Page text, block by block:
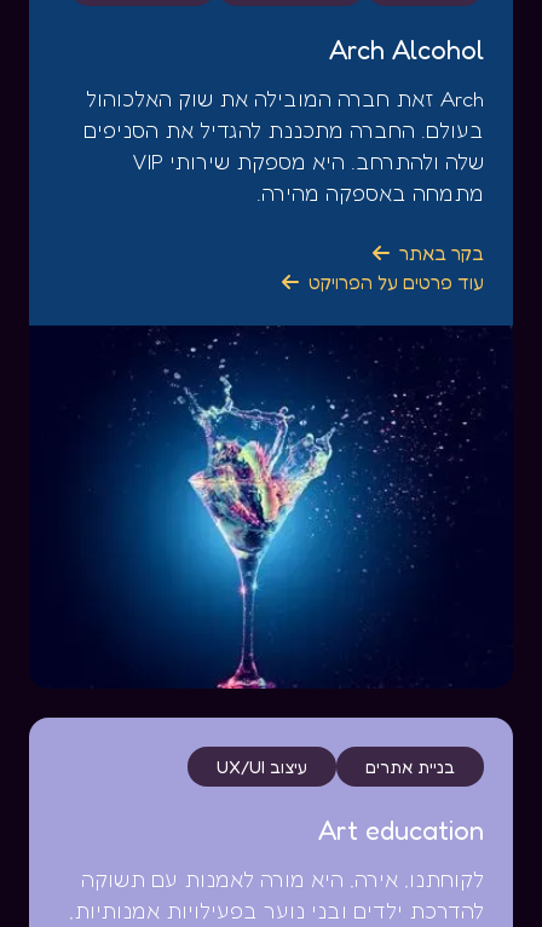
Arch Alcohol
Arch זאת חברה המובילה את שוק האלכוהול
בעולם. החברה מתכננת להגדיל את הסניפים
שלה ולהתרחב. היא מספקת שירותי VIP
מתמחה באספקה מהירה.
בקר באתר 
עוד פרטים על הפרויקט 
בניית אתרים עיצוב UX/UI
Art education
לקוחתנו, אירה, היא מורה לאמנות עם תשוקה
להדרכת ילדים ובני נוער בפעילויות אמנותיות,